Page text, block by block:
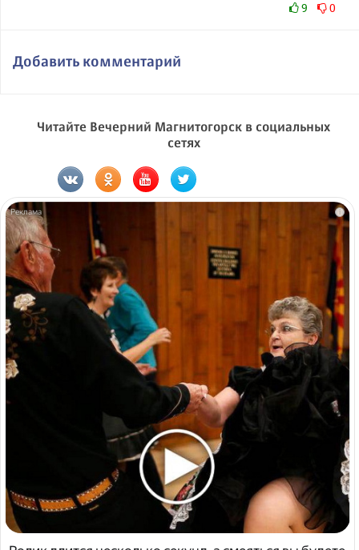
9 0
Добавить комментарий
Читайте Вечерний Магнитогорск в социальных
сетях
i